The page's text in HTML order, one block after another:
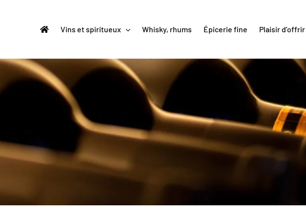
Vins et spiritueux Whisky, rhums Épicerie fine Plaisir d’offrir